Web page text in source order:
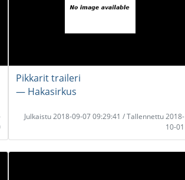
Pikkarit traileri
― Hakasirkus
Julkaistu 2018-09-07 09:29:41 / Tallennettu 2018-
10-01